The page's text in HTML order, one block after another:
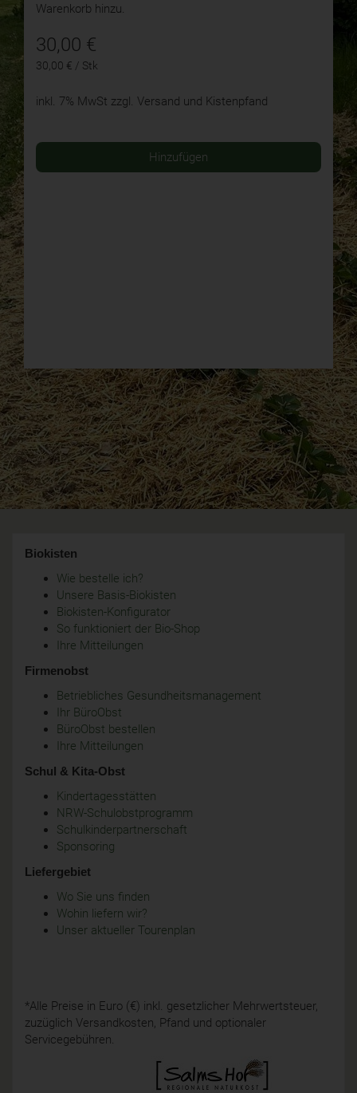
Warenkorb hinzu.
30,00 €
30,00 € / Stk
inkl. 7% MwSt zzgl. Versand und Kistenpfand
Hinzufügen
Biokisten
Wie bestelle ich?
Unsere Basis-Biokisten
Biokisten-Konfigurator
So funktioniert der Bio-Shop
Ihre Mitteilungen
Firmenobst
Betriebliches Gesundheitsmanagement
Ihr BüroObst
BüroObst bestellen
Ihre Mitteilungen
Schul & Kita-Obst
Kindertagesstätten
NRW-Schulobstprogramm
Schulkinderpartnerschaft
Sponsoring
Liefergebiet
Wo Sie uns finden
Wohin liefern wir?
Unser aktueller Tourenplan
*Alle Preise in Euro (€) inkl. gesetzlicher Mehrwertsteuer,
zuzüglich Versandkosten, Pfand und optionaler
Servicegebühren.